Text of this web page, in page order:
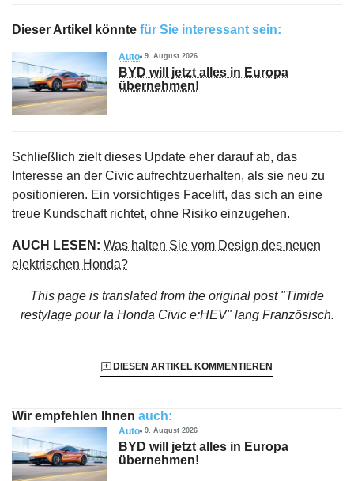
Dieser Artikel könnte für Sie interessant sein:
Auto 9. August 2026
BYD will jetzt alles in Europa
übernehmen!
Schließlich zielt dieses Update eher darauf ab, das
Interesse an der Civic aufrechtzuerhalten, als sie neu zu
positionieren. Ein vorsichtiges Facelift, das sich an eine
treue Kundschaft richtet, ohne Risiko einzugehen.
AUCH LESEN: Was halten Sie vom Design des neuen
elektrischen Honda?
This page is translated from the original post "Timide
restylage pour la Honda Civic e:HEV"lang Französisch.
DIESEN ARTIKEL KOMMENTIEREN
Wir empfehlen Ihnen auch:
Auto 9. August 2026
BYD will jetzt alles in Europa
übernehmen!